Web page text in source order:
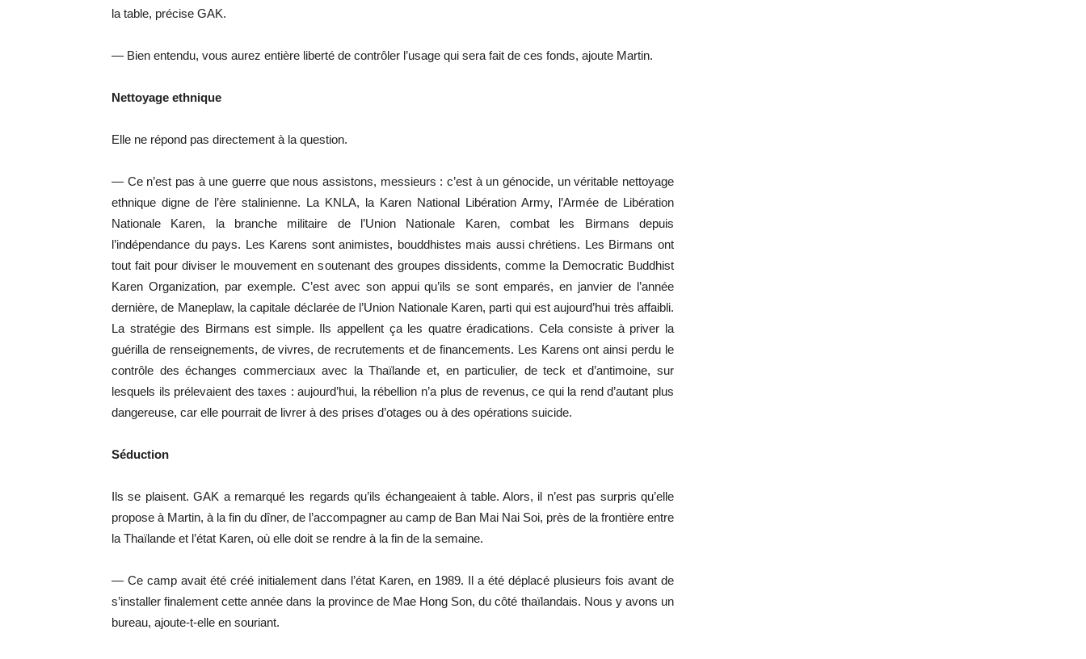
la table, précise GAK.
— Bien entendu, vous aurez entière liberté de contrôler l’usage qui sera fait de ces fonds, ajoute Martin.
Nettoyage ethnique
Elle ne répond pas directement à la question.
— Ce n’est pas à une guerre que nous assistons, messieurs : c’est à un génocide, un véritable nettoyage
ethnique digne de l’ère stalinienne. La KNLA, la Karen National Libération Army, l’Armée de Libération
Nationale Karen, la branche militaire de l’Union Nationale Karen, combat les Birmans depuis
l’indépendance du pays. Les Karens sont animistes, bouddhistes mais aussi chrétiens. Les Birmans ont
tout fait pour diviser le mouvement en soutenant des groupes dissidents, comme la Democratic Buddhist
Karen Organization, par exemple. C’est avec son appui qu’ils se sont emparés, en janvier de l’année
dernière, de Maneplaw, la capitale déclarée de l’Union Nationale Karen, parti qui est aujourd’hui très affaibli.
La stratégie des Birmans est simple. Ils appellent ça les quatre éradications. Cela consiste à priver la
guérilla de renseignements, de vivres, de recrutements et de financements. Les Karens ont ainsi perdu le
contrôle des échanges commerciaux avec la Thaïlande et, en particulier, de teck et d’antimoine, sur
lesquels ils prélevaient des taxes : aujourd’hui, la rébellion n’a plus de revenus, ce qui la rend d’autant plus
dangereuse, car elle pourrait de livrer à des prises d’otages ou à des opérations suicide.
Séduction
Ils se plaisent. GAK a remarqué les regards qu’ils échangeaient à table. Alors, il n’est pas surpris qu’elle
propose à Martin, à la fin du dîner, de l’accompagner au camp de Ban Mai Nai Soi, près de la frontière entre
la Thaïlande et l’état Karen, où elle doit se rendre à la fin de la semaine.
— Ce camp avait été créé initialement dans l’état Karen, en 1989. Il a été déplacé plusieurs fois avant de
s’installer finalement cette année dans la province de Mae Hong Son, du côté thaïlandais. Nous y avons un
bureau, ajoute-t-elle en souriant.